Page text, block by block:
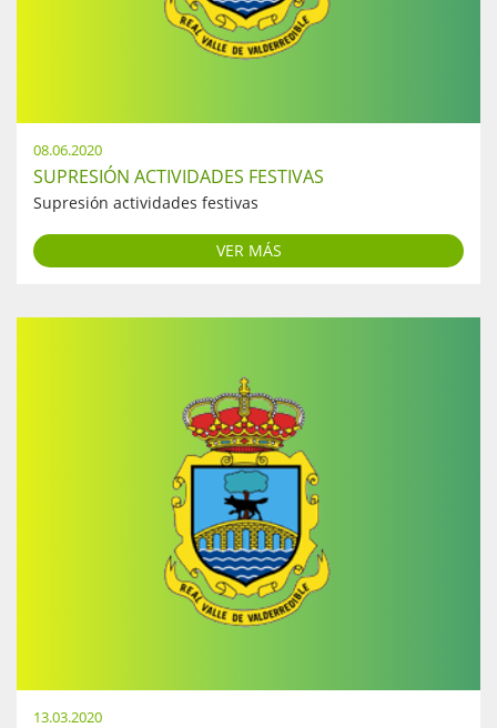
08.06.2020
SUPRESIÓN ACTIVIDADES FESTIVAS
Supresión actividades festivas
VER MÁS
13.03.2020